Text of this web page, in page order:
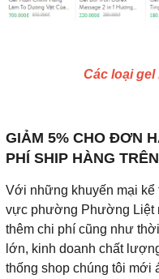
Các loại
GIẢM 5% CHO ĐƠN
PHÍ SHIP HÀNG
Với những khuyến mại kể
vực phường Phường Liệt
thêm chi phí cũng như
lớn, kinh doanh chất
thống shop chúng tôi mới